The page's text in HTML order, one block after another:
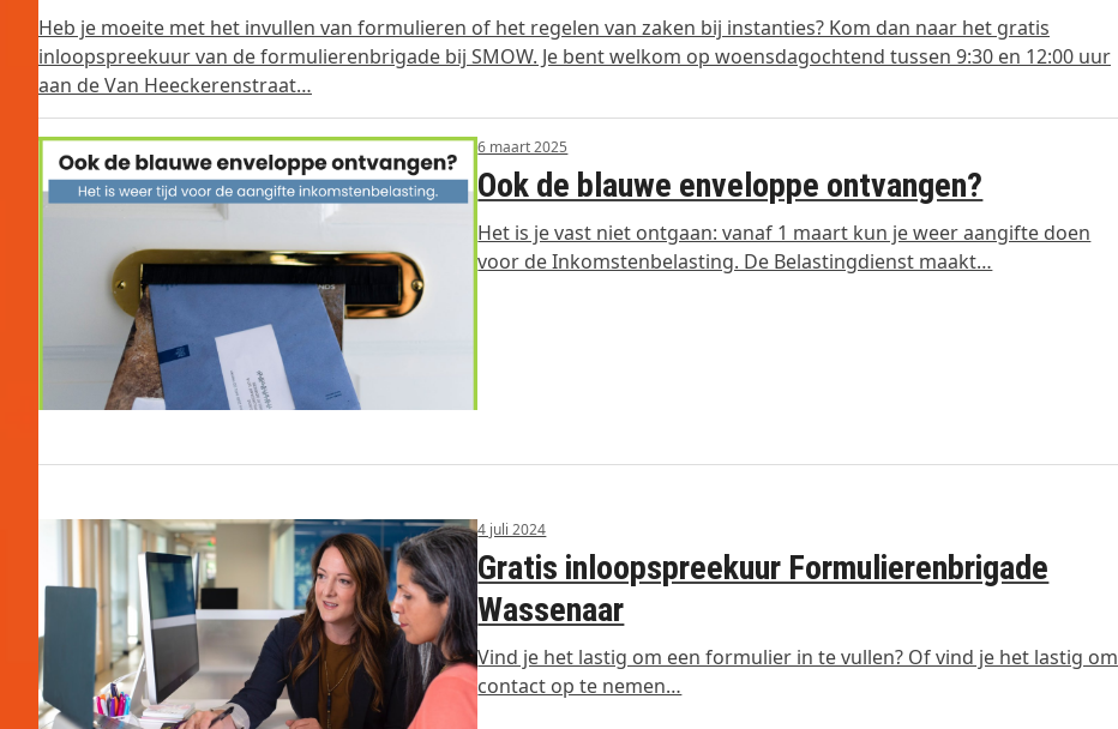
Heb je moeite met het invullen van formulieren of het regelen van zaken bij instanties? Kom dan naar het gratis
inloopspreekuur van de formulierenbrigade bij SMOW. Je bent welkom op woensdagochtend tussen 9:30 en 12:00 uur
aan de Van Heeckerenstraat…
6 maart 2025
Ook de blauwe enveloppe ontvangen?
Het is je vast niet ontgaan: vanaf 1 maart kun je weer aangifte doen
voor de Inkomstenbelasting. De Belastingdienst maakt…
4 juli 2024
Gratis inloopspreekuur Formulierenbrigade
Wassenaar
Vind je het lastig om een formulier in te vullen? Of vind je het lastig om
contact op te nemen…